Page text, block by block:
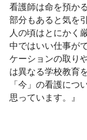
看護師は命を預か
部分もあると気を
人の頃はとにかく
中ではいい仕事が
ケーションの取り
は異なる学校教育
「今」の看護につ
思っています。』